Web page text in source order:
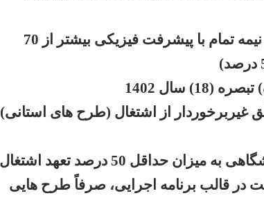
ایجاد، تکمیل و راه اندازی طرحهای سرمایه گذاری نیمه تمام با پیشرفت فیزیکی بیشتر از 70
سال 1402
غیربرخوردار از اشتغال (طرح های استانی)
حداقل 50 درصد تعهد اشتغال
قالب برنامه اجرایی، صرفاً طرح هایی